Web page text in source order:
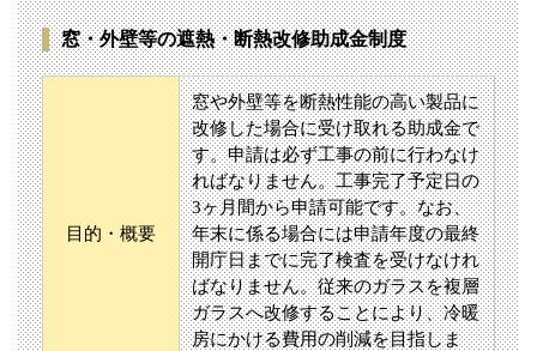
窓・外壁等の遮熱・断熱改修助成金制度
目的・概要
窓や外壁等を断熱性能の高い製品に
改修した場合に受け取れる助成金で
す。申請は必ず工事の前に行わなけ
ればなりません。工事完了予定日の
3ヶ月間から申請可能です。なお、
年末に係る場合には申請年度の最終
開庁日までに完了検査を受けなけれ
ばなりません。従来のガラスを複層
ガラスへ改修することにより、冷暖
房にかける費用の削減を目指しま